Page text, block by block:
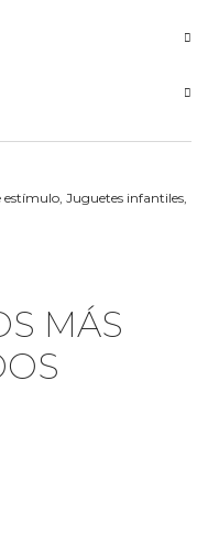
estímulo Juguetes infantiles
MÁS